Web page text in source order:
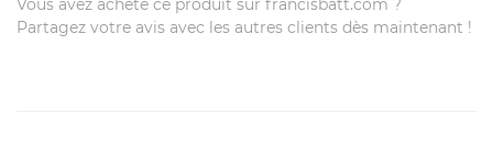
Vous avez acheté ce produit sur francisbatt.com ?
Partagez votre avis avec les autres clients dès maintenant !